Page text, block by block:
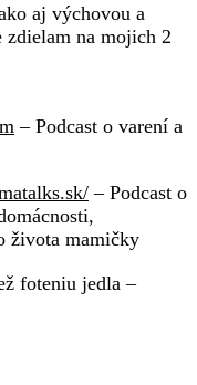
aj výchovou a
na mojich 2
– Podcast o varení a
– Podcast o
života mamičky
foteniu jedla –